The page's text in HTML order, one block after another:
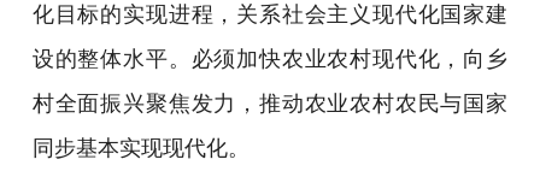
化目标的实现进程，关系社会主义现代化国家建
设的整体水平。必须加快农业农村现代化，向乡
村全面振兴聚焦发力，推动农业农村农民与国家
同步基本实现现代化。